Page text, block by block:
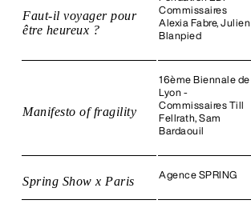
Faut-il voyager pour
être heureux ?
Commissaires
Alexia Fabre, Julien
Blanpied
Manifesto of fragility
16ème Biennale de
Lyon -
Commissaires Till
Fellrath, Sam
Bardaouil
Spring Show x Paris Agence SPRING